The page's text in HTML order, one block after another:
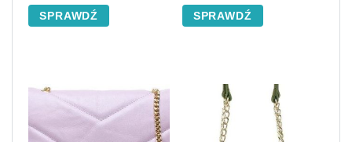
SPRAWDŹ SPRAWDŹ